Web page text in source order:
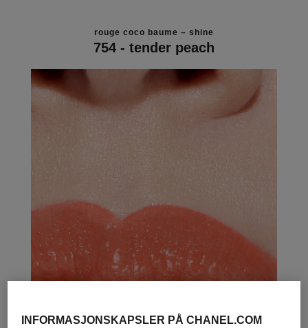
rouge coco baume – shine
754 - tender peach
INFORMASJONSKAPSLER PÅ CHANEL.COM